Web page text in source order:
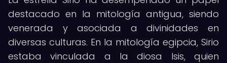
destacado en la mitología antigua, siendo
venerada y asociada a divinidades en
diversas culturas. En la mitología egipcia, Sirio
estaba vinculada a la diosa Isis, quien